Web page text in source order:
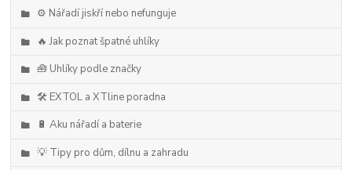
⚙️ Nářadí jiskří nebo nefunguje
🔥 Jak poznat špatné uhlíky
🧰 Uhlíky podle značky
🛠️ EXTOL a XTline poradna
🔋 Aku nářadí a baterie
💡 Tipy pro dům, dílnu a zahradu